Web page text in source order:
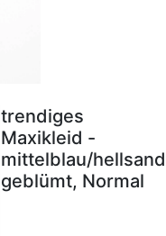
trendiges
Maxikleid -
mittelblau/hellsand
geblümt, Normal